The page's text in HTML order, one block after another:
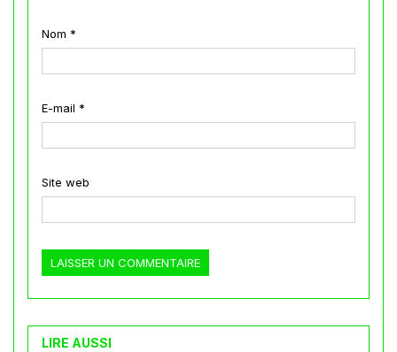
Nom *
E-mail *
Site web
LIRE AUSSI